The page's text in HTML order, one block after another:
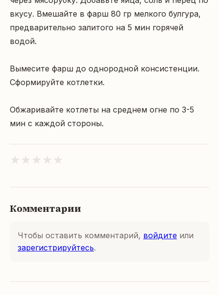
вкусу. Вмешайте в фарш 80 гр мелкого булгура,
предварительно залитого на 5 мин горячей
водой.
Вымесите фарш до однородной консистенции.
Сформируйте котлетки.
Обжаривайте котлеты на среднем огне по 3-5
мин с каждой стороны.
★ ★ ★ ★ ★
Комментарии
Чтобы оставить комментарий, войдите или
зарегистрируйтесь.